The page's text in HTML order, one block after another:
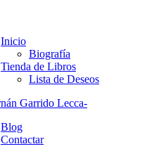
Inicio
Biografía
Tienda de Libros
Lista de Deseos
Blog
Contactar